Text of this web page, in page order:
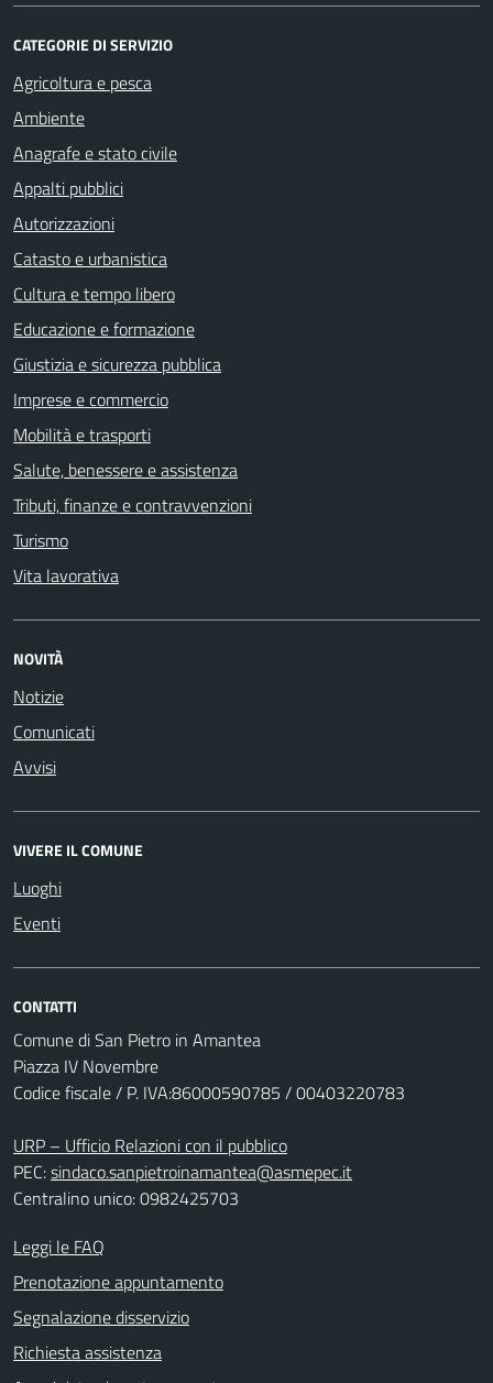
CATEGORIE DI SERVIZIO
Agricoltura e pesca
Ambiente
Anagrafe e stato civile
Appalti pubblici
Autorizzazioni
Catasto e urbanistica
Cultura e tempo libero
Educazione e formazione
Giustizia e sicurezza pubblica
Imprese e commercio
Mobilità e trasporti
Salute, benessere e assistenza
Tributi, finanze e contravvenzioni
Turismo
Vita lavorativa
NOVITÀ
Notizie
Comunicati
Avvisi
VIVERE IL COMUNE
Luoghi
Eventi
CONTATTI
Comune di San Pietro in Amantea
Piazza IV Novembre
Codice fiscale / P. IVA:86000590785 / 00403220783
URP – Ufficio Relazioni con il pubblico
PEC:sindaco.sanpietroinamantea@asmepec.it
Centralino unico: 0982425703
Leggi le FAQ
Prenotazione appuntamento
Segnalazione disservizio
Richiesta assistenza